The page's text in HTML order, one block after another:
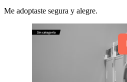
Me adoptaste segura y alegre.